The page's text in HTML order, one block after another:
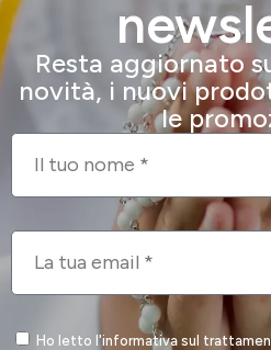
Resta aggiornato
novità, i nuovi
le
Ho letto l'informativa sul